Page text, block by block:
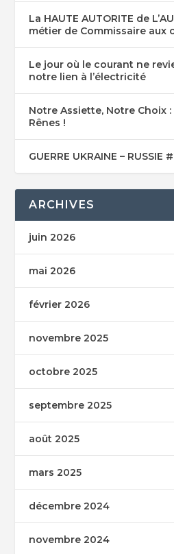
La HAUTE AUTORITE de
métier de Commissaire aux
Le jour où le courant ne
notre lien à l’électricité
Notre Assiette, Notre Choix
Rênes !
GUERRE UKRAINE – RUSSIE
ARCHIVES
juin 2026
mai 2026
février 2026
novembre 2025
octobre 2025
septembre 2025
août 2025
mars 2025
décembre 2024
novembre 2024